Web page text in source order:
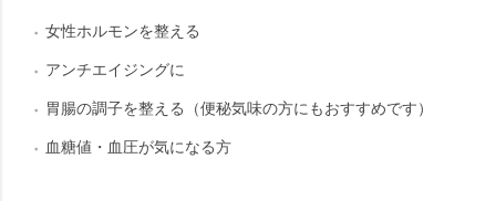
女性ホルモンを整える
アンチエイジングに
胃腸の調子を整える（便秘気味の方にもおすすめです）
血糖値・血圧が気になる方